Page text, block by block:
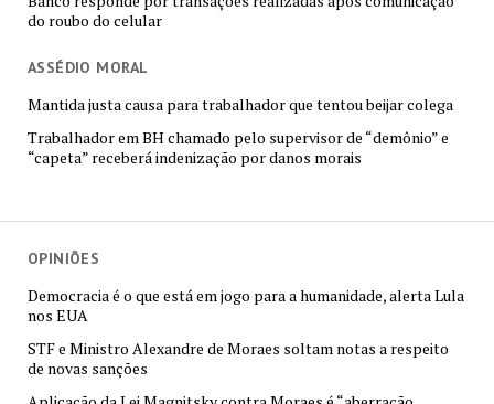
do roubo do celular
ASSÉDIO MORAL
Mantida justa causa para trabalhador que tentou beijar colega
Trabalhador em BH chamado pelo supervisor de “demônio” e
“capeta” receberá indenização por danos morais
OPINIÕES
Democracia é o que está em jogo para a humanidade, alerta Lula
nos EUA
STF e Ministro Alexandre de Moraes soltam notas a respeito
de novas sanções